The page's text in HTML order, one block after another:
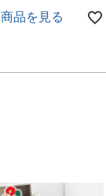
商品を見る